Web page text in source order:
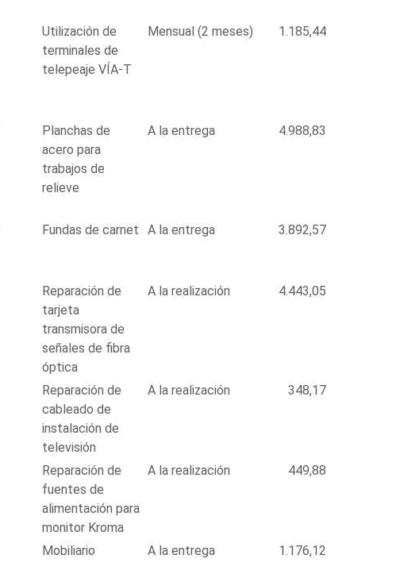
Utilización de
terminales de
telepeaje VÍA-T
Mensual (2 meses) 1.185,44
Planchas de
acero para
trabajos de
relieve
A la entrega 4.988,83
Fundas de carnet A la entrega 3.892,57
Reparación de
tarjeta
transmisora de
señales de fibra
óptica
A la realización 4.443,05
Reparación de
cableado de
instalación de
televisión
A la realización 348,17
Reparación de
fuentes de
alimentación para
monitor Kroma
A la realización 449,88
Mobiliario A la entrega 1.176,12